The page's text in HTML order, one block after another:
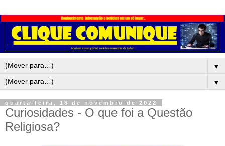
▼
▼
quarta-feira, 16 de novembro de 2022
Curiosidades - O que foi a Questão
Religiosa?